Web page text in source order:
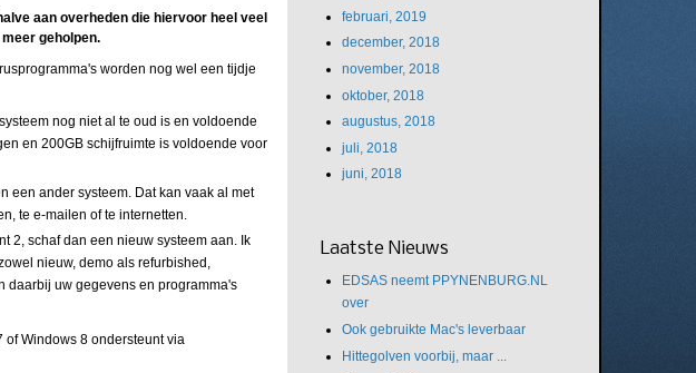
aan overheden die hiervoor heel veel
geholpen.
worden nog wel een tijdje
nog niet al te oud is en voldoende
en 200GB schijfruimte is voldoende voor
een ander systeem. Dat kan vaak al met
te e-mailen of te internetten.
2, schaf dan een nieuw systeem aan. Ik
nieuw, demo als refurbished,
daarbij uw gegevens en programma's
of Windows 8 ondersteunt via
februari, 2019
december, 2018
november, 2018
oktober, 2018
augustus, 2018
juli, 2018
juni, 2018
Laatste Nieuws
EDSAS neemt PPYNENBURG.NL
over
Ook gebruikte Mac's leverbaar
Hittegolven voorbij, maar ...